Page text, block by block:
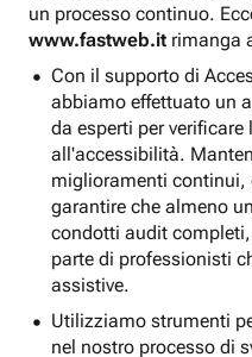
un processo continuo.
www.fastweb.it rimanga
Con il supporto di
abbiamo effettuato un
da esperti per
all'accessibilità.
miglioramenti continui,
garantire che almeno
condotti audit
parte di professionisti
assistive.
Utilizziamo strumenti
nel nostro processo di